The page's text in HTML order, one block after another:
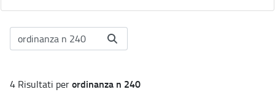
4 Risultati perordinanza n 240